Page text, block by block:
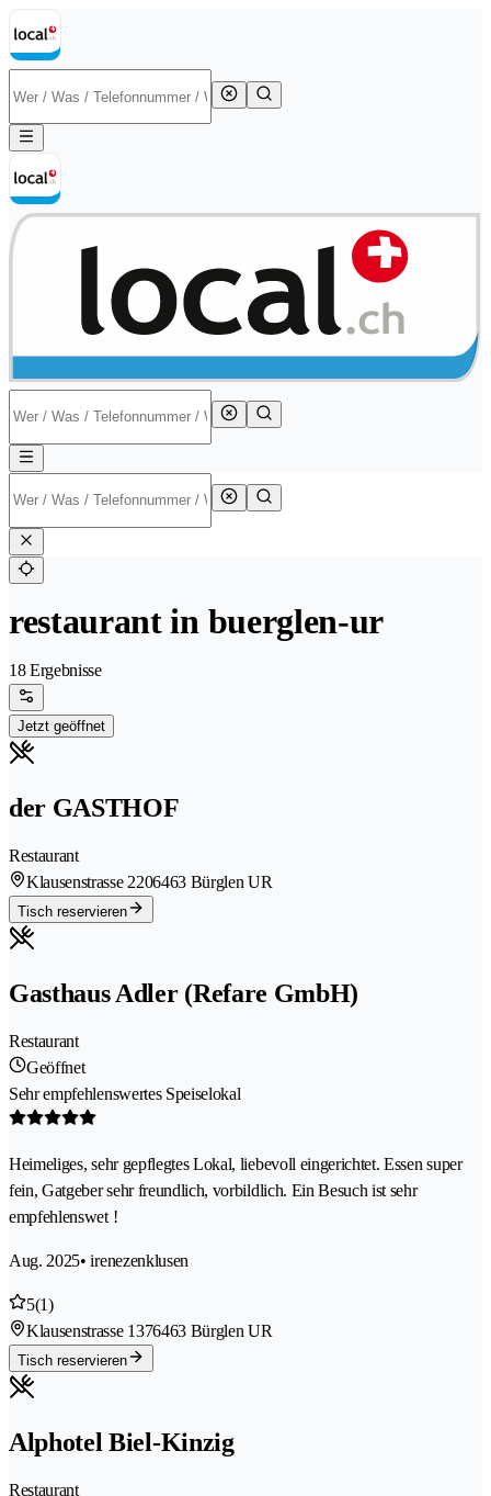
restaurant in buerglen-ur
18 Ergebnisse
Jetzt geöffnet
der GASTHOF
Restaurant
Klausenstrasse 2206463 Bürglen UR
Tisch reservieren
Gasthaus Adler (Refare GmbH)
Restaurant
Geöffnet
Sehr empfehlenswertes Speiselokal
Heimeliges, sehr gepflegtes Lokal, liebevoll eingerichtet. Essen super
fein, Gatgeber sehr freundlich, vorbildlich. Ein Besuch ist sehr
empfehlenswet !
Aug. 2025• irenezenklusen
5(1)
Klausenstrasse 1376463 Bürglen UR
Tisch reservieren
Alphotel Biel-Kinzig
Restaurant